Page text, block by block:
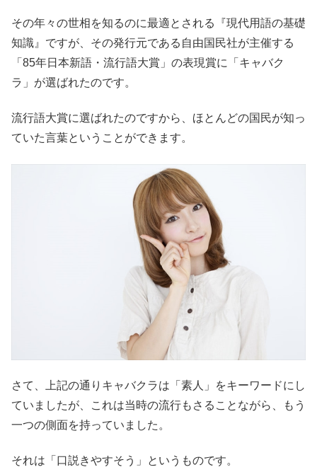
その年々の世相を知るのに最適とされる『現代用語の基礎
知識』ですが、その発行元である自由国民社が主催する
「85年日本新語・流行語大賞」の表現賞に「キャバク
ラ」が選ばれたのです。
流行語大賞に選ばれたのですから、ほとんどの国民が知っ
ていた言葉ということができます。
さて、上記の通りキャバクラは「素人」をキーワードにし
ていましたが、これは当時の流行もさることながら、もう
一つの側面を持っていました。
それは「口説きやすそう」というものです。